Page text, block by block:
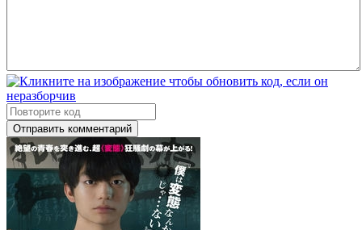
Отправить комментарий